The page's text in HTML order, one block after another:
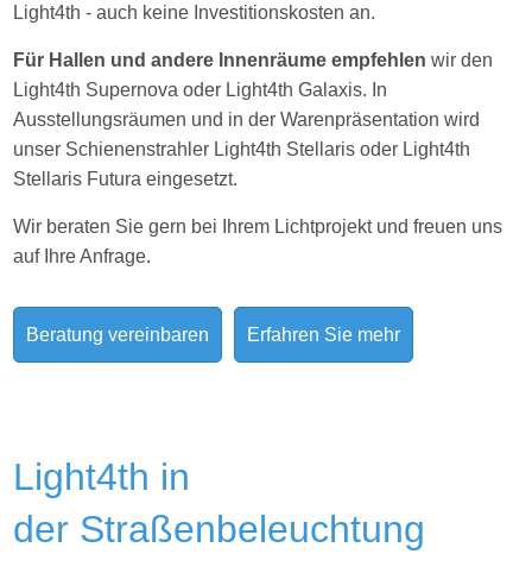
Light4th - auch keine Investitionskosten an.
Für Hallen und andere Innenräume empfehlen wir den
Light4th Supernova oder Light4th Galaxis. In
Ausstellungsräumen und in der Warenpräsentation wird
unser Schienenstrahler Light4th Stellaris oder Light4th
Stellaris Futura eingesetzt.
Wir beraten Sie gern bei Ihrem Lichtprojekt und freuen uns
auf Ihre Anfrage.
Beratung vereinbaren Erfahren Sie mehr
Light4th in
der Straßenbeleuchtung